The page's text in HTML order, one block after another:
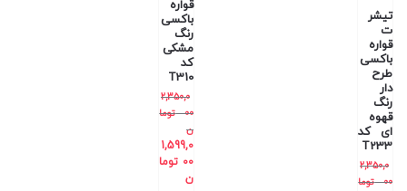
تیشر
ت
قواره
باکسی
طرح
دار
رنگ
قهوه
ای کد
T233
2,350,0
00
توما
قواره
باکسی
رنگ
مشکی
کد
T310
2,350,0
00
توما
ن
1,599,0
00 توما
ن